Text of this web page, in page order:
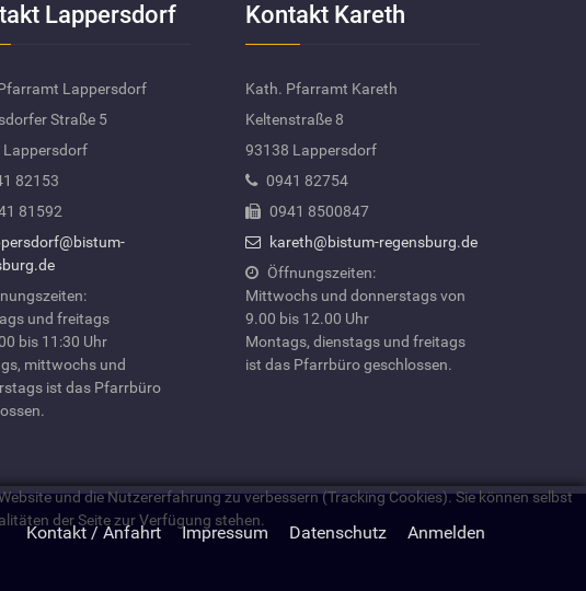
Lappersdorf
Lappersdorf
Straße 5
Lappersdorf
82153
81592
und freitags
bis 11:30 Uhr
mittwochs und
ist das Pfarrbüro
Kontakt Kareth
Kath. Pfarramt Kareth
Keltenstraße 8
93138 Lappersdorf
0941 82754
0941 8500847
kareth@bistum-regensburg.de
Öffnungszeiten:
Mittwochs und donnerstags von
9.00 bis 12.00 Uhr
Montags, dienstags und freitags
ist das Pfarrbüro geschlossen.
Kontakt / Anfahrt Impressum Datenschutz Anmelden
und die Nutzererfahrung zu verbessern (Tracking Cookies). Sie können selbst
der Seite zur Verfügung stehen.